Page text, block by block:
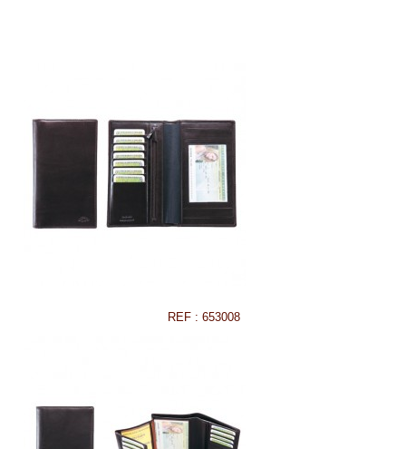
REF : 653008